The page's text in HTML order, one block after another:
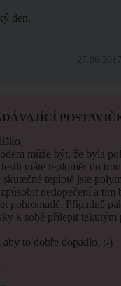
den.
může být, že byla
máte teploměr do
teplotě jste
nedopečení a tím
pohromadě. Případně
k sobě přilepit tekutým
aby to dobře dopadlo. :-)